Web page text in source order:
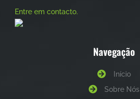
Entre em contacto.
Navegação
Início
Sobre Nós